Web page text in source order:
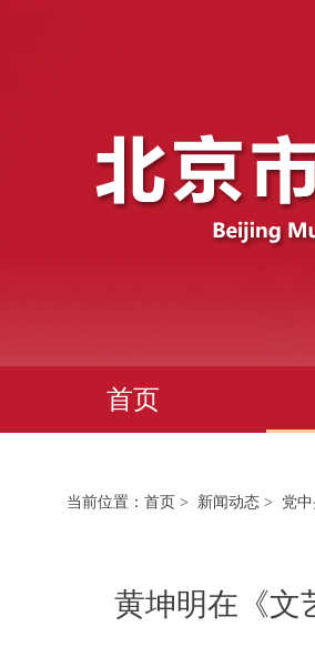
首页
当前位置： 首页 > 新闻动态 > 党中
黄坤明在《文